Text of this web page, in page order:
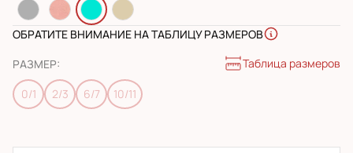
ОБРАТИТЕ ВНИМАНИЕ НА ТАБЛИЦУ РАЗМЕРОВ
РАЗМЕР: Таблица размеров
0/1 2/3 6/7 10/11